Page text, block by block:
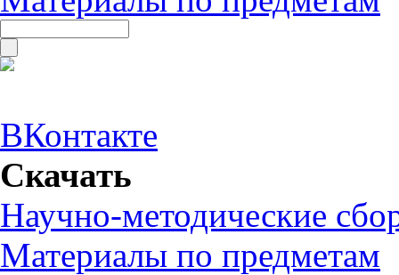
ВКонтакте
Скачать
Научно-методические
Материалы по предметам